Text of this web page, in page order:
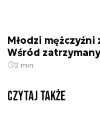
Młodzi
Wśród
2 min.
Czytaj także